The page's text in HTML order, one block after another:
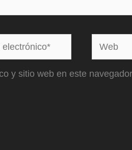
Web
y sitio web en este